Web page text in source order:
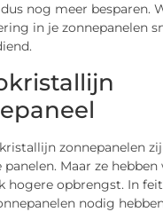
nog meer besparen.
in je zonnepanelen
zonnepanelen
panelen. Maar ze hebben
hogere opbrengst. In
nodig